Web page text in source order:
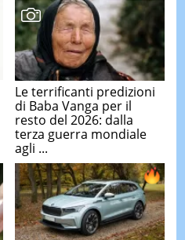
Le terrificanti predizioni
di Baba Vanga per il
resto del 2026: dalla
terza guerra mondiale
agli ...